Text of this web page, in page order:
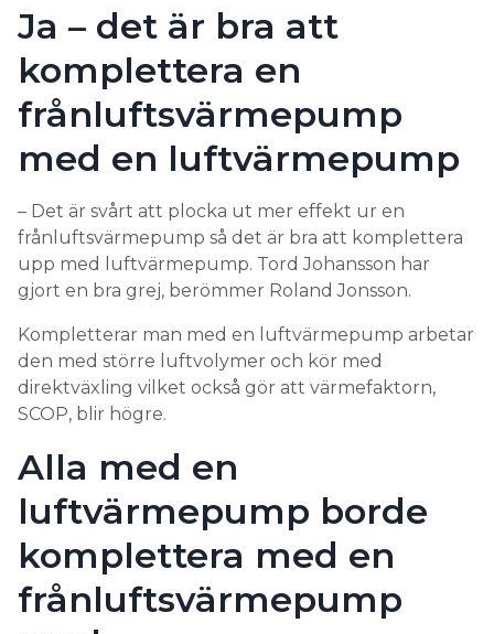
Ja – det är bra att
komplettera en
frånluftsvärmepump
med en luftvärmepump
– Det är svårt att plocka ut mer effekt ur en
frånluftsvärmepump så det är bra att komplettera
upp med luftvärmepump. Tord Johansson har
gjort en bra grej, berömmer Roland Jonsson.
Kompletterar man med en luftvärmepump arbetar
den med större luftvolymer och kör med
direktväxling vilket också gör att värmefaktorn,
SCOP, blir högre.
Alla med en
luftvärmepump borde
komplettera med en
frånluftsvärmepump